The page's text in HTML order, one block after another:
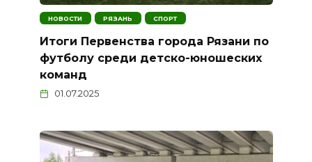
НОВОСТИ РЯЗАНЬ СПОРТ
Итоги Первенства города Рязани по
футболу среди детско-юношеских
команд
01.07.2025